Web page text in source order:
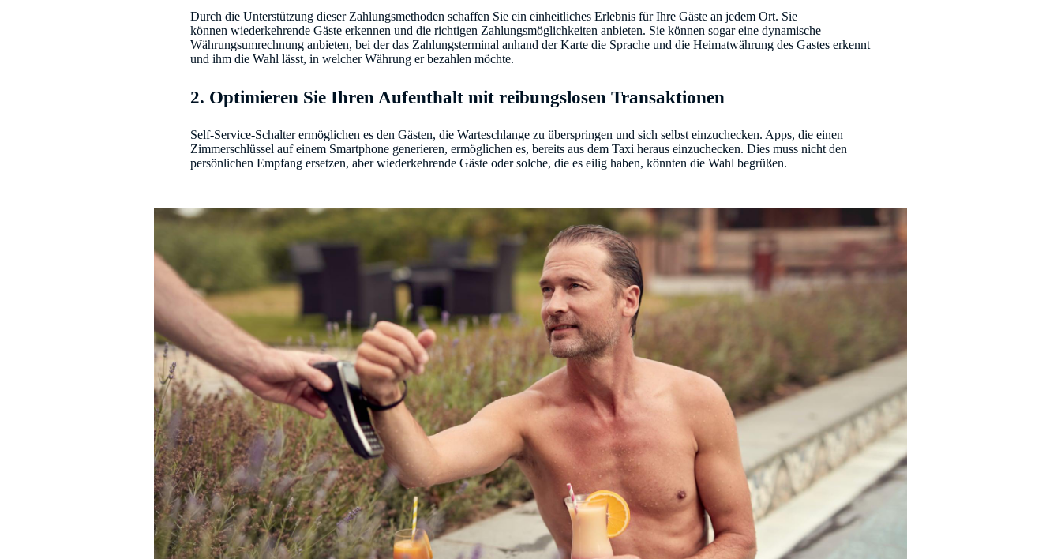
Durch die Unterstützung dieser Zahlungsmethoden schaffen Sie ein einheitliches Erlebnis für Ihre Gäste an jedem Ort. Sie
können wiederkehrende Gäste erkennen und die richtigen Zahlungsmöglichkeiten anbieten. Sie können sogar eine dynamische
Währungsumrechnung anbieten, bei der das Zahlungsterminal anhand der Karte die Sprache und die Heimatwährung des Gastes erkennt
und ihm die Wahl lässt, in welcher Währung er bezahlen möchte.
2. Optimieren Sie Ihren Aufenthalt mit reibungslosen Transaktionen
Self-Service-Schalter ermöglichen es den Gästen, die Warteschlange zu überspringen und sich selbst einzuchecken. Apps, die einen
Zimmerschlüssel auf einem Smartphone generieren, ermöglichen es, bereits aus dem Taxi heraus einzuchecken. Dies muss nicht den
persönlichen Empfang ersetzen, aber wiederkehrende Gäste oder solche, die es eilig haben, könnten die Wahl begrüßen.